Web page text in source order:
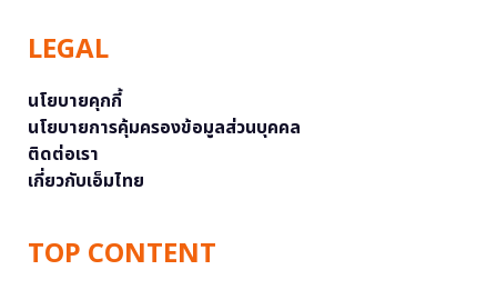
LEGAL
นโยบายคุกกี้
นโยบายการคุ้มครองข้อมูลส่วนบุคคล
ติดต่อเรา
เกี่ยวกับเอ็มไทย
TOP CONTENT